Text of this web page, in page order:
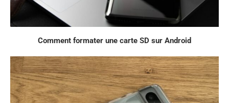
Comment formater une carte SD sur Android